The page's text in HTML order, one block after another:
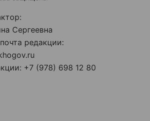
Сергеевна
редакции:
+7 (978) 698 12 80